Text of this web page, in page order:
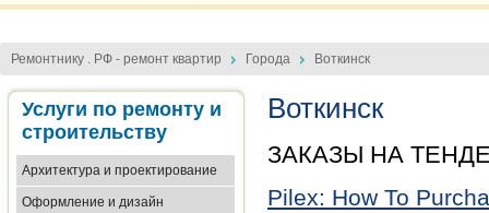
Ремонтнику . РФ - ремонт квартир Города Воткинск
Услуги по ремонту и
строительству
Архитектура и проектирование
Оформление и дизайн
Воткинск
ЗАКАЗЫ НА
Pilex: How To